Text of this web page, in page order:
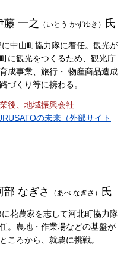
一之 （いとう かずゆき） 氏
中山町協力隊に着任。観光が
に観光をつくるため、観光庁
成事業、旅行・ 物産商品造成
づくり等に携わる。
後、地域振興会社
の未来（外部サイト
なぎさ （あべ なぎさ） 氏
花農家を志して河北町協力隊
。農地・作業場などの基盤が
ころから、就農に挑戦。